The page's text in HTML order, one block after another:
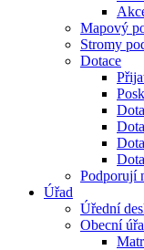
Mapový
Stromy
Dotace
Podporují
Úřad
Úřední
Obecní